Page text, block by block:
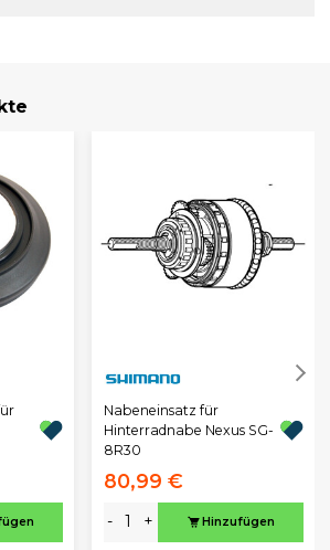
Nabeneinsatz für
Hinterradnabe Nexus SG-
8R30
80,99 €
- + Hinzufügen